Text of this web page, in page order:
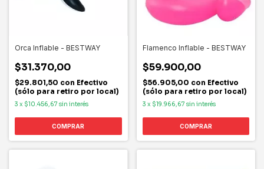
Orca Inflable - BESTWAY
$31.370,00
$29.801,50 con Efectivo
(sólo para retiro por local)
3 x $10.456,67 sin interés
Flamenco Inflable - BESTWAY
$59.900,00
$56.905,00 con Efectivo
(sólo para retiro por local)
3 x $19.966,67 sin interés